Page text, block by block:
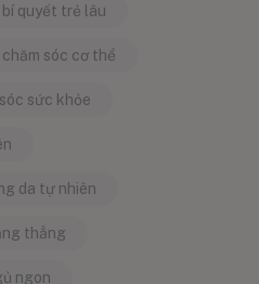
bí quyết trẻ lâu
chăm sóc cơ thể
sức khỏe
da tự nhiên
thẳng
ngon